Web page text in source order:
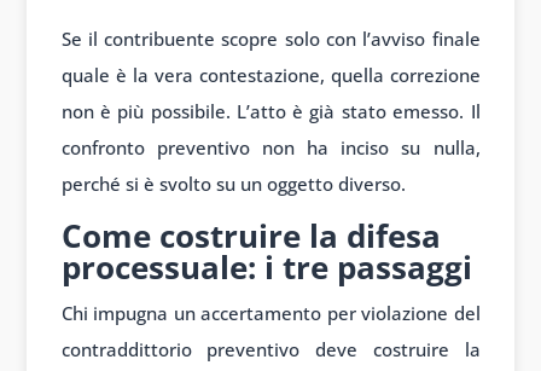
Se il contribuente scopre solo con l’avviso finale
quale è la vera contestazione, quella correzione
non è più possibile. L’atto è già stato emesso. Il
confronto preventivo non ha inciso su nulla,
perché si è svolto su un oggetto diverso.
Come costruire la difesa
processuale: i tre passaggi
Chi impugna un accertamento per violazione del
contraddittorio preventivo deve costruire la